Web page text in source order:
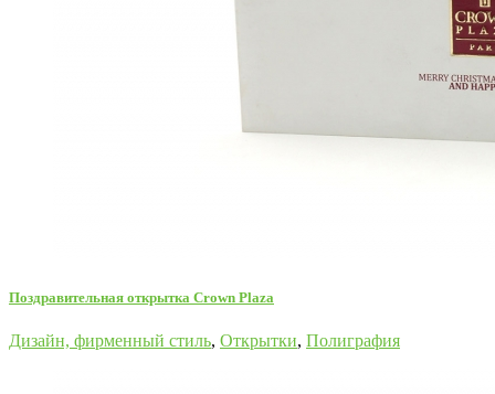
Поздравительная открытка Crown Plaza
Дизайн, фирменный стиль, Открытки, Полиграфия